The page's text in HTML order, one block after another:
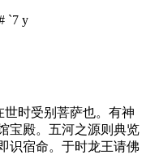
`7 y
时受别菩萨也。有神
宝殿。五河之源则典览
识宿命。于时龙王请佛